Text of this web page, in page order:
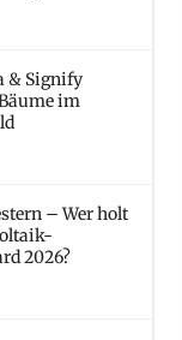
& Signify
im
– Wer holt
2026?